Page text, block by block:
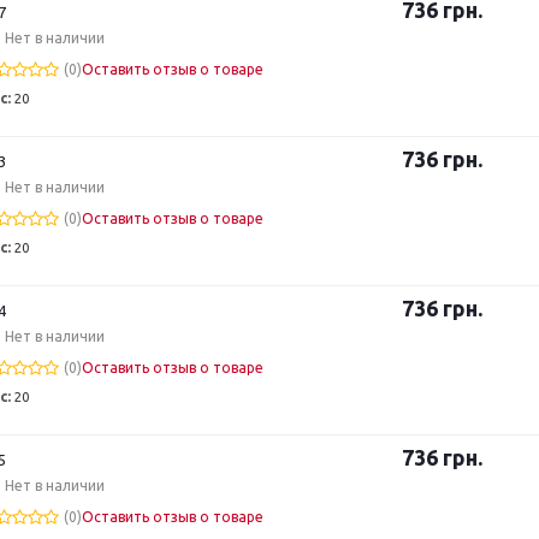
Нет в наличии
(0)Оставить отзыв о товаре
20
736 грн.
Нет в наличии
(0)Оставить отзыв о товаре
20
736 грн.
Нет в наличии
(0)Оставить отзыв о товаре
20
736 грн.
Нет в наличии
(0)Оставить отзыв о товаре
736 грн.